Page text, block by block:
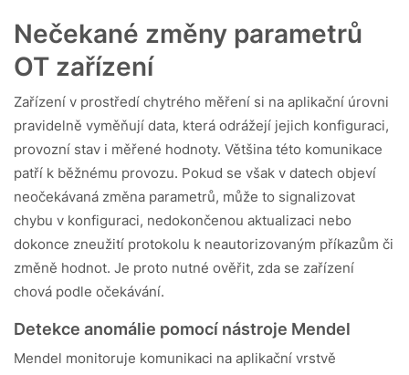
Nečekané změny parametrů
OT zařízení
Zařízení v prostředí chytrého měření si na aplikační úrovni
pravidelně vyměňují data, která odrážejí jejich konfiguraci,
provozní stav i měřené hodnoty. Většina této komunikace
patří k běžnému provozu. Pokud se však v datech objeví
neočekávaná změna parametrů, může to signalizovat
chybu v konfiguraci, nedokončenou aktualizaci nebo
dokonce zneužití protokolu k neautorizovaným příkazům či
změně hodnot. Je proto nutné ověřit, zda se zařízení
chová podle očekávání.
Detekce anomálie pomocí nástroje Mendel
Mendel monitoruje komunikaci na aplikační vrstvě